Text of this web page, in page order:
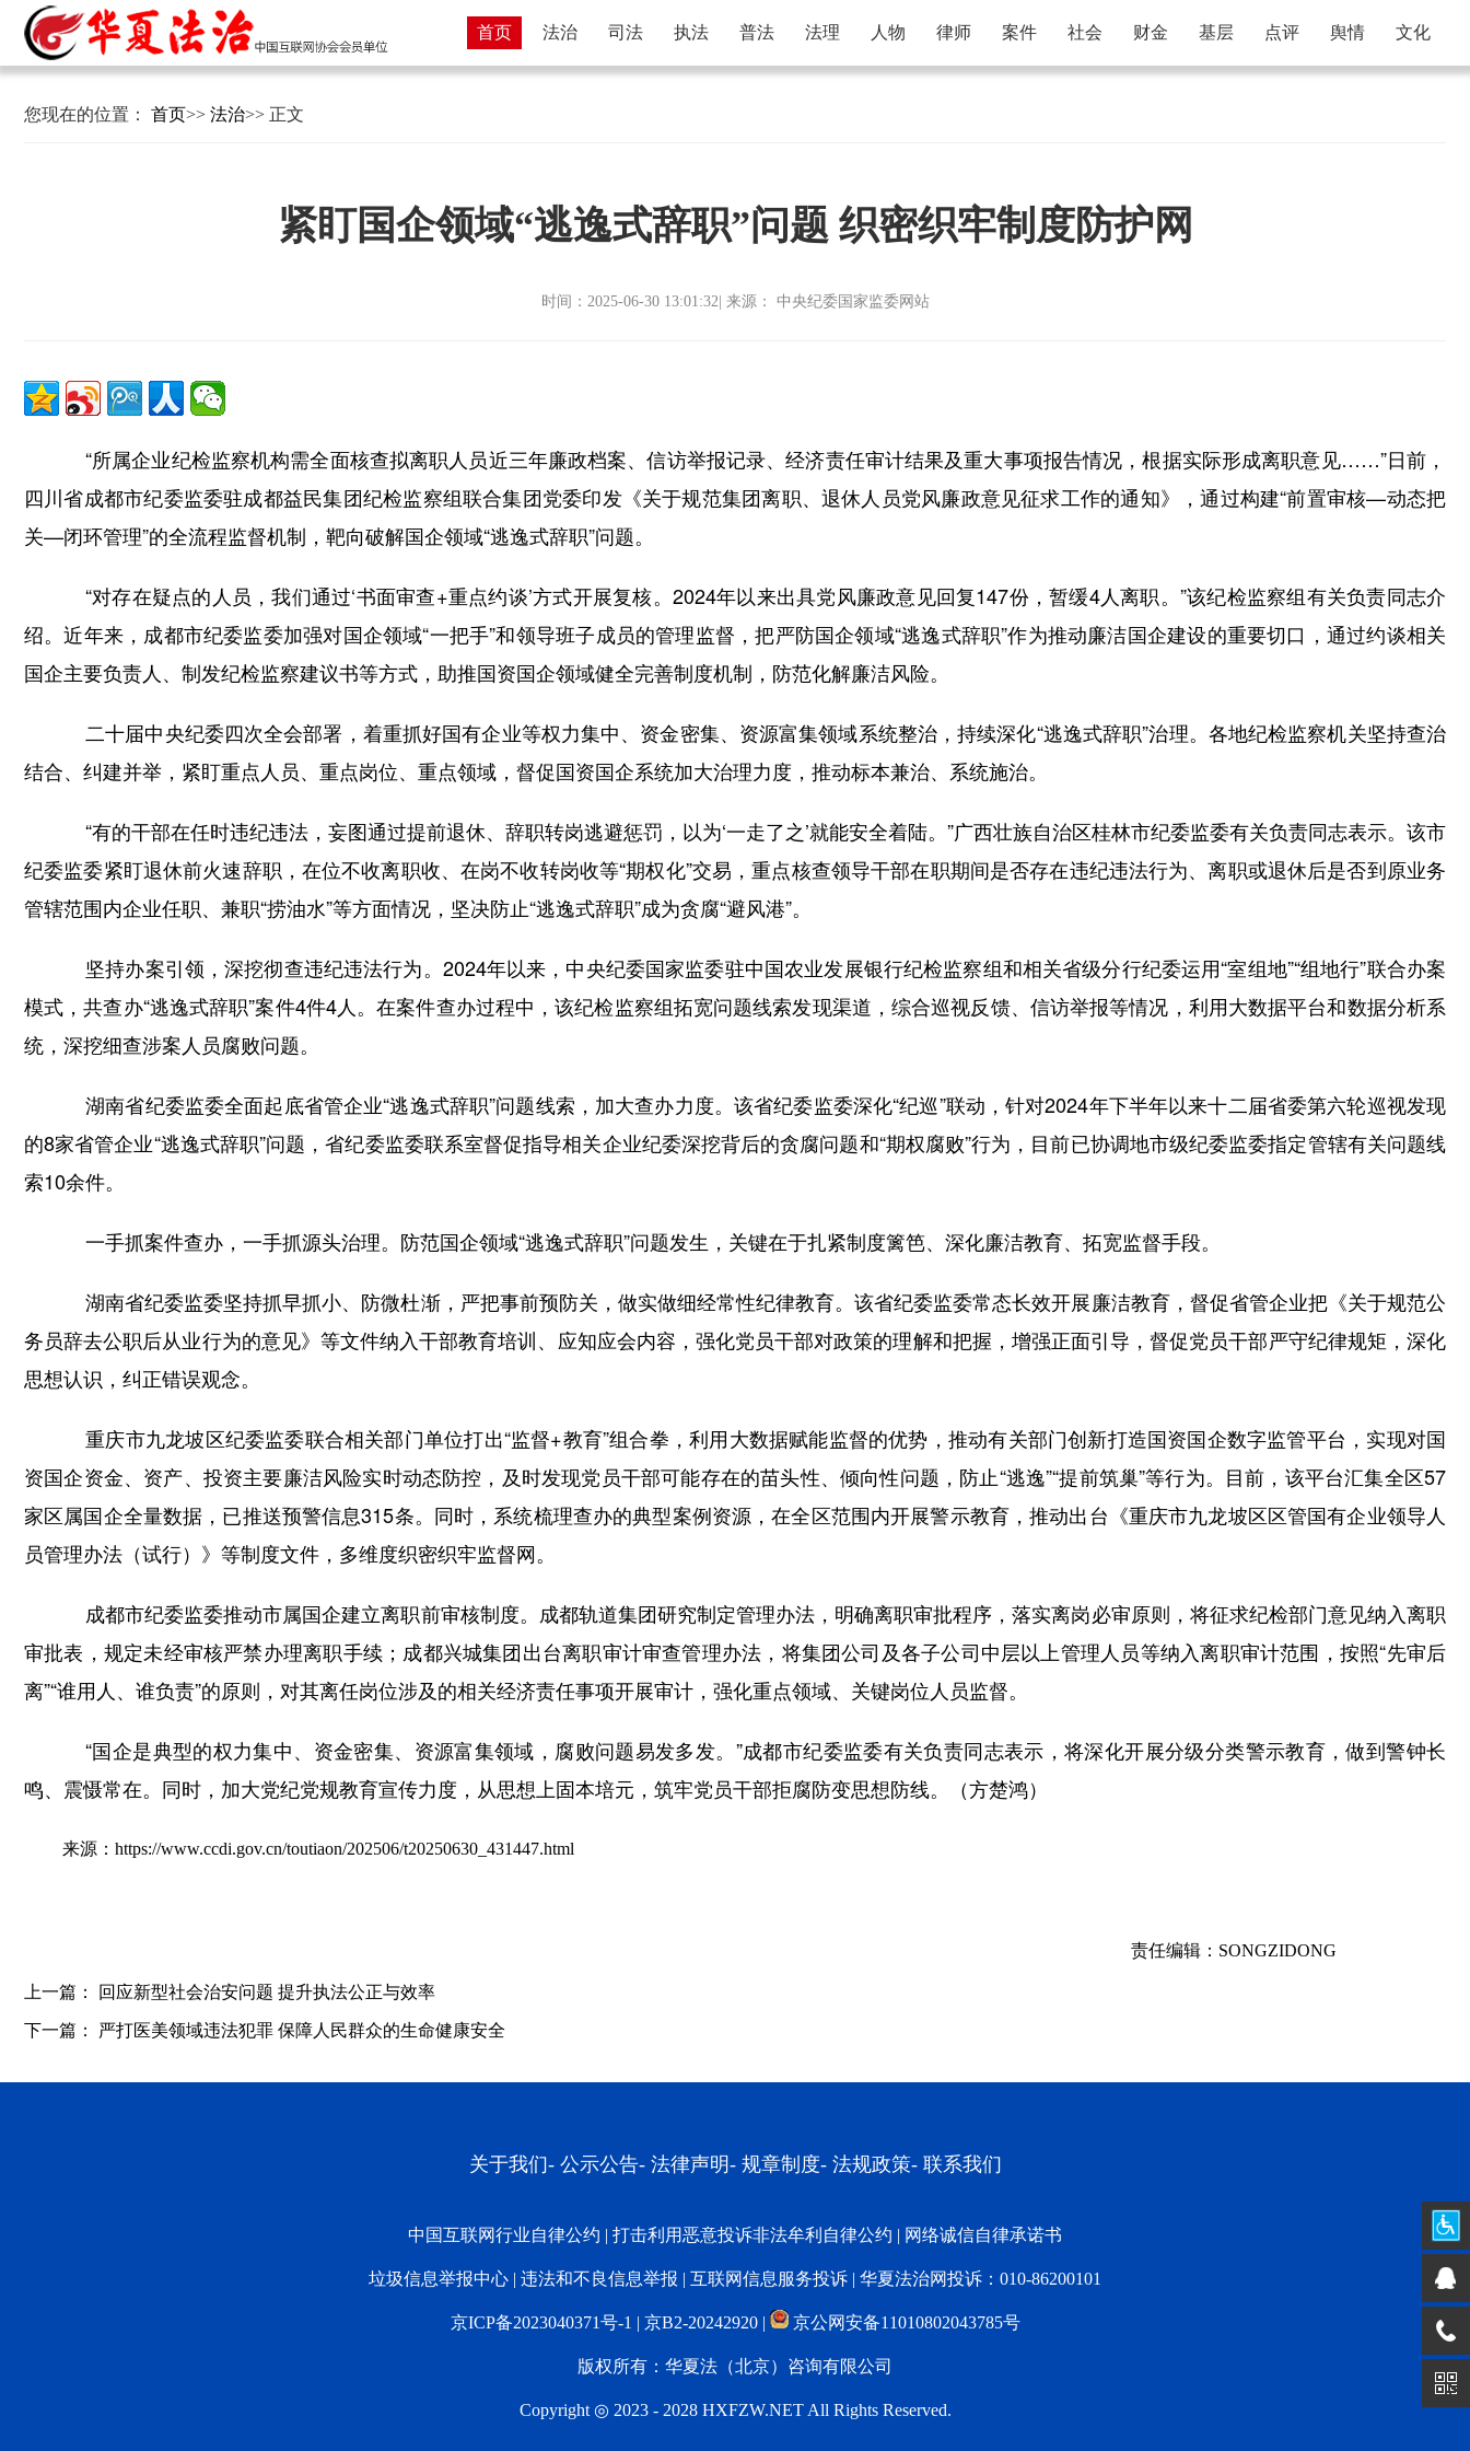
首页 法治 司法 执法 普法 法理 人物 律师 案件 社会 财金 基层 点评 舆情 文化
您现在的位置： 首页>> 法治>> 正文
紧盯国企领域“逃逸式辞职”问题 织密织牢制度防护网
时间：2025-06-30 13:01:32| 来源： 中央纪委国家监委网站
“所属企业纪检监察机构需全面核查拟离职人员近三年廉政档案、信访举报记录、经济责任审计结果及重大事项报告情况，根据实际形成离职意见……”日前，
四川省成都市纪委监委驻成都益民集团纪检监察组联合集团党委印发《关于规范集团离职、退休人员党风廉政意见征求工作的通知》，通过构建“前置审核—动态把
关—闭环管理”的全流程监督机制，靶向破解国企领域“逃逸式辞职”问题。
“对存在疑点的人员，我们通过‘书面审查+重点约谈’方式开展复核。2024年以来出具党风廉政意见回复147份，暂缓4人离职。”该纪检监察组有关负责同志介
绍。近年来，成都市纪委监委加强对国企领域“一把手”和领导班子成员的管理监督，把严防国企领域“逃逸式辞职”作为推动廉洁国企建设的重要切口，通过约谈相关
国企主要负责人、制发纪检监察建议书等方式，助推国资国企领域健全完善制度机制，防范化解廉洁风险。
二十届中央纪委四次全会部署，着重抓好国有企业等权力集中、资金密集、资源富集领域系统整治，持续深化“逃逸式辞职”治理。各地纪检监察机关坚持查治
结合、纠建并举，紧盯重点人员、重点岗位、重点领域，督促国资国企系统加大治理力度，推动标本兼治、系统施治。
“有的干部在任时违纪违法，妄图通过提前退休、辞职转岗逃避惩罚，以为‘一走了之’就能安全着陆。”广西壮族自治区桂林市纪委监委有关负责同志表示。该市
纪委监委紧盯退休前火速辞职，在位不收离职收、在岗不收转岗收等“期权化”交易，重点核查领导干部在职期间是否存在违纪违法行为、离职或退休后是否到原业务
管辖范围内企业任职、兼职“捞油水”等方面情况，坚决防止“逃逸式辞职”成为贪腐“避风港”。
坚持办案引领，深挖彻查违纪违法行为。2024年以来，中央纪委国家监委驻中国农业发展银行纪检监察组和相关省级分行纪委运用“室组地”“组地行”联合办案
模式，共查办“逃逸式辞职”案件4件4人。在案件查办过程中，该纪检监察组拓宽问题线索发现渠道，综合巡视反馈、信访举报等情况，利用大数据平台和数据分析系
统，深挖细查涉案人员腐败问题。
湖南省纪委监委全面起底省管企业“逃逸式辞职”问题线索，加大查办力度。该省纪委监委深化“纪巡”联动，针对2024年下半年以来十二届省委第六轮巡视发现
的8家省管企业“逃逸式辞职”问题，省纪委监委联系室督促指导相关企业纪委深挖背后的贪腐问题和“期权腐败”行为，目前已协调地市级纪委监委指定管辖有关问题线
索10余件。
一手抓案件查办，一手抓源头治理。防范国企领域“逃逸式辞职”问题发生，关键在于扎紧制度篱笆、深化廉洁教育、拓宽监督手段。
湖南省纪委监委坚持抓早抓小、防微杜渐，严把事前预防关，做实做细经常性纪律教育。该省纪委监委常态长效开展廉洁教育，督促省管企业把《关于规范公
务员辞去公职后从业行为的意见》等文件纳入干部教育培训、应知应会内容，强化党员干部对政策的理解和把握，增强正面引导，督促党员干部严守纪律规矩，深化
思想认识，纠正错误观念。
重庆市九龙坡区纪委监委联合相关部门单位打出“监督+教育”组合拳，利用大数据赋能监督的优势，推动有关部门创新打造国资国企数字监管平台，实现对国
资国企资金、资产、投资主要廉洁风险实时动态防控，及时发现党员干部可能存在的苗头性、倾向性问题，防止“逃逸”“提前筑巢”等行为。目前，该平台汇集全区57
家区属国企全量数据，已推送预警信息315条。同时，系统梳理查办的典型案例资源，在全区范围内开展警示教育，推动出台《重庆市九龙坡区区管国有企业领导人
员管理办法（试行）》等制度文件，多维度织密织牢监督网。
成都市纪委监委推动市属国企建立离职前审核制度。成都轨道集团研究制定管理办法，明确离职审批程序，落实离岗必审原则，将征求纪检部门意见纳入离职
审批表，规定未经审核严禁办理离职手续；成都兴城集团出台离职审计审查管理办法，将集团公司及各子公司中层以上管理人员等纳入离职审计范围，按照“先审后
离”“谁用人、谁负责”的原则，对其离任岗位涉及的相关经济责任事项开展审计，强化重点领域、关键岗位人员监督。
“国企是典型的权力集中、资金密集、资源富集领域，腐败问题易发多发。”成都市纪委监委有关负责同志表示，将深化开展分级分类警示教育，做到警钟长
鸣、震慑常在。同时，加大党纪党规教育宣传力度，从思想上固本培元，筑牢党员干部拒腐防变思想防线。（方楚鸿）
来源：https://www.ccdi.gov.cn/toutiaon/202506/t20250630_431447.html
责任编辑：SONGZIDONG
上一篇： 回应新型社会治安问题 提升执法公正与效率
下一篇： 严打医美领域违法犯罪 保障人民群众的生命健康安全
关于我们- 公示公告- 法律声明- 规章制度- 法规政策- 联系我们
中国互联网行业自律公约 | 打击利用恶意投诉非法牟利自律公约 | 网络诚信自律承诺书
垃圾信息举报中心 | 违法和不良信息举报 | 互联网信息服务投诉 | 华夏法治网投诉：010-86200101
京ICP备2023040371号-1 | 京B2-20242920| 京公网安备11010802043785号
版权所有：华夏法（北京）咨询有限公司
Copyright ◎ 2023 - 2028 HXFZW.NET All Rights Reserved.